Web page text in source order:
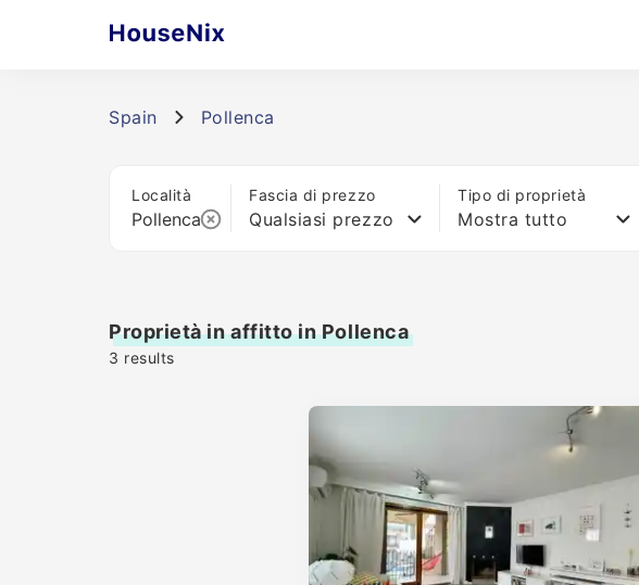
Spain Pollenca
Località Fascia di prezzo
Qualsiasi prezzo
Tipo di proprietà
Mostra tutto
Proprietà in affitto in Pollenca
3 results